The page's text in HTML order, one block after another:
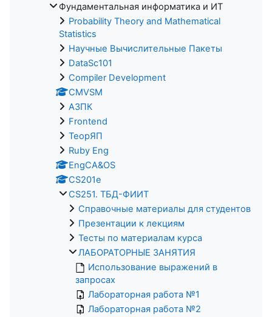
Фундаментальная информатика и ИТ
Probability Theory and Mathematical
Statistics
Научные Вычислительные Пакеты
DataSc101
Compiler Development
CMVSM
АЗПК
Frontend
ТеорЯП
Ruby Eng
EngCA&OS
CS201e
CS251. ТБД-ФИИТ
Справочные материалы для студентов
Презентации к лекциям
Тесты по материалам курса
ЛАБОРАТОРНЫЕ ЗАНЯТИЯ
Использование выражений в
запросах
Лабораторная работа №1
Лабораторная работа №2